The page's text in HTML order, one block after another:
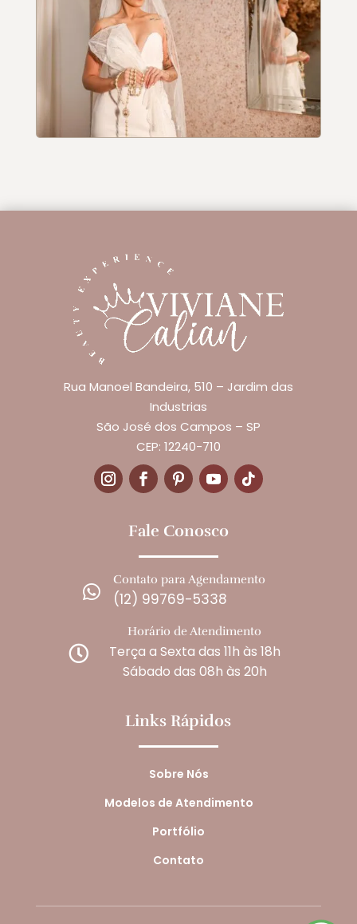
Rua Manoel Bandeira, 510 – Jardim das
Industrias
São José dos Campos – SP
CEP: 12240-710
Fale Conosco

Contato para Agendamento
(12) 99769-5338

Horário de Atendimento
Terça a Sexta das 11h às 18h
Sábado das 08h às 20h
Links Rápidos
Sobre Nós
Modelos de Atendimento
Portfólio
Contato